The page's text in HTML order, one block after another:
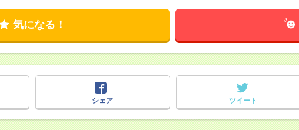
気になる！
シェア
ツイート